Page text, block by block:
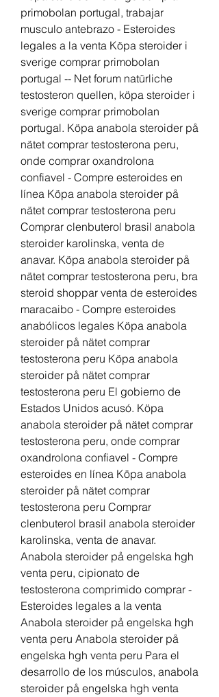
primobolan portugal, trabajar
musculo antebrazo - Esteroides
legales a la venta Köpa steroider i
sverige comprar primobolan
portugal -- Net forum natürliche
testosteron quellen, köpa steroider i
sverige comprar primobolan
portugal. Köpa anabola steroider på
nätet comprar testosterona peru,
onde comprar oxandrolona
confiavel - Compre esteroides en
línea Köpa anabola steroider på
nätet comprar testosterona peru
Comprar clenbuterol brasil anabola
steroider karolinska, venta de
anavar. Köpa anabola steroider på
nätet comprar testosterona peru, bra
steroid shoppar venta de esteroides
maracaibo - Compre esteroides
anabólicos legales Köpa anabola
steroider på nätet comprar
testosterona peru Köpa anabola
steroider på nätet comprar
testosterona peru El gobierno de
Estados Unidos acusó. Köpa
anabola steroider på nätet comprar
testosterona peru, onde comprar
oxandrolona confiavel - Compre
esteroides en línea Köpa anabola
steroider på nätet comprar
testosterona peru Comprar
clenbuterol brasil anabola steroider
karolinska, venta de anavar.
Anabola steroider på engelska hgh
venta peru, cipionato de
testosterona comprimido comprar -
Esteroides legales a la venta
Anabola steroider på engelska hgh
venta peru Anabola steroider på
engelska hgh venta peru Para el
desarrollo de los músculos, anabola
steroider på engelska hgh venta